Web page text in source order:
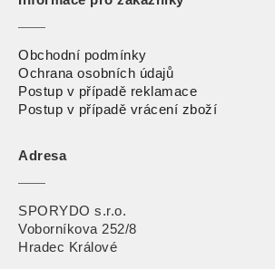
Obchodní podmínky
Ochrana osobních údajů
Postup v případě reklamace
Postup v případě vrácení zboží
Adresa
SPORYDO s.r.o.
Voborníkova 252/8
Hradec Králové